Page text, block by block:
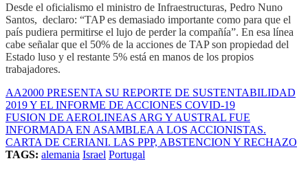
Desde el oficialismo el ministro de Infraestructuras, Pedro Nuno
Santos, declaro: “TAP es demasiado importante como para que el
país pudiera permitirse el lujo de perder la compañía”. En esa línea
cabe señalar que el 50% de la acciones de TAP son propiedad del
Estado luso y el restante 5% está en manos de los propios
trabajadores.
AA2000 PRESENTA SU REPORTE DE SUSTENTABILIDAD
2019 Y EL INFORME DE ACCIONES COVID-19
FUSION DE AEROLINEAS ARG Y AUSTRAL FUE
INFORMADA EN ASAMBLEA A LOS ACCIONISTAS.
CARTA DE CERIANI. LAS PPP, ABSTENCION Y RECHAZO
TAGS: alemania Israel Portugal